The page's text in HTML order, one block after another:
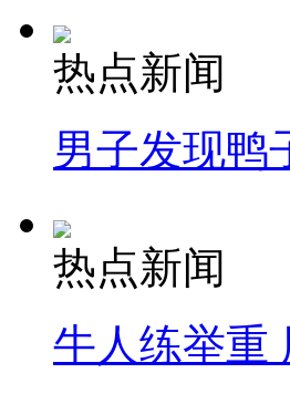
热点新闻
男子发现鸭
热点新闻
牛人练举重